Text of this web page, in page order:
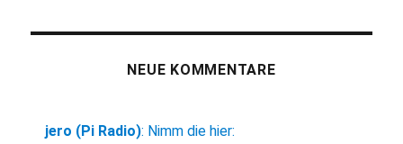
NEUE KOMMENTARE
jero (Pi Radio): Nimm die hier: